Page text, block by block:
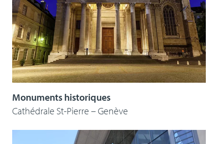
Monuments historiques
Cathédrale St-Pierre – Genève